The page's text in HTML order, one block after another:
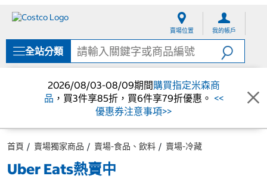
單
賣場位置 我的帳戶
全站分類
2026/08/03-08/09期間購買指定米森商
品 ，買3件享85折，買6件享79折優惠。 <<
優惠券注意事項>>
首頁 賣場獨家商品 賣場-食品、飲料 賣場-冷藏
Uber Eats熱賣中